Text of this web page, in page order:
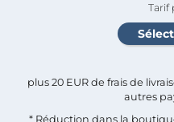
Tarif
plus 20 EUR de frais de
autres
* Réduction dans la